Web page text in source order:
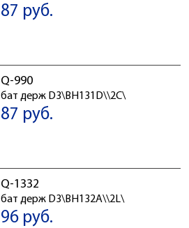
87 руб.
Q-990
бат держ D3\BH131D\\2C\
87 руб.
Q-1332
бат держ D3\BH132A\\2L\
96 руб.